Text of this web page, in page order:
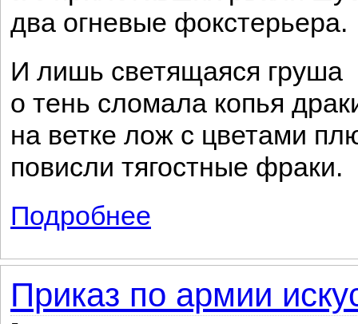
два огневые фокстерьера.
И лишь светящаяся груша
о тень сломала копья
на ветке лож с цветами
повисли тягостные фраки.
Подробнее
Приказ по армии